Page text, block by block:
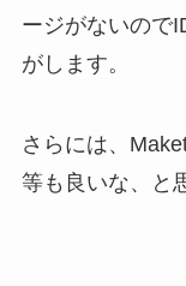
ージがないので
がします。
さらには、
等も良いな、と